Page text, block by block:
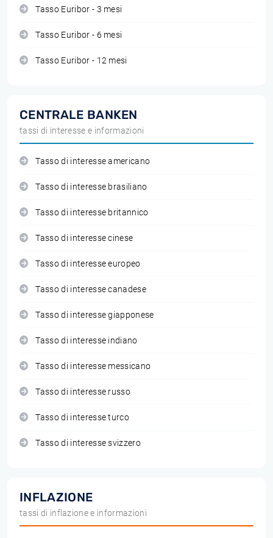
Tasso Euribor - 3 mesi
Tasso Euribor - 6 mesi
Tasso Euribor - 12 mesi
CENTRALE BANKEN
tassi di interesse e informazioni
Tasso di interesse americano
Tasso di interesse brasiliano
Tasso di interesse britannico
Tasso di interesse cinese
Tasso di interesse europeo
Tasso di interesse canadese
Tasso di interesse giapponese
Tasso di interesse indiano
Tasso di interesse messicano
Tasso di interesse russo
Tasso di interesse turco
Tasso di interesse svizzero
INFLAZIONE
tassi di inflazione e informazioni